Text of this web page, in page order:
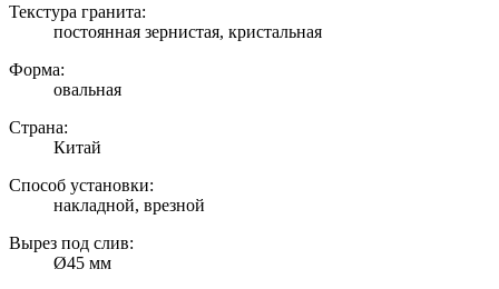
Текстура гранита:
постоянная зернистая, кристальная
Форма:
овальная
Страна:
Китай
Способ установки:
накладной, врезной
Вырез под слив:
Ø45 мм